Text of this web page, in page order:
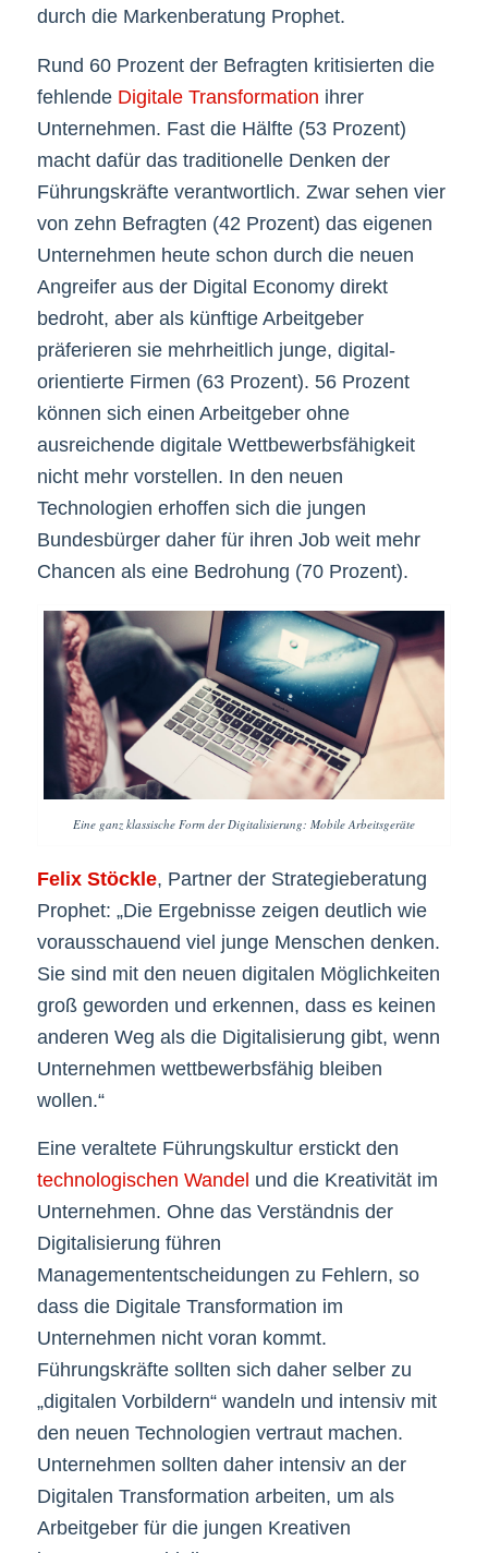
durch die Markenberatung Prophet.
Rund 60 Prozent der Befragten kritisierten die
fehlende Digitale Transformation ihrer
Unternehmen. Fast die Hälfte (53 Prozent)
macht dafür das traditionelle Denken der
Führungskräfte verantwortlich. Zwar sehen vier
von zehn Befragten (42 Prozent) das eigenen
Unternehmen heute schon durch die neuen
Angreifer aus der Digital Economy direkt
bedroht, aber als künftige Arbeitgeber
präferieren sie mehrheitlich junge, digital-
orientierte Firmen (63 Prozent). 56 Prozent
können sich einen Arbeitgeber ohne
ausreichende digitale Wettbewerbsfähigkeit
nicht mehr vorstellen. In den neuen
Technologien erhoffen sich die jungen
Bundesbürger daher für ihren Job weit mehr
Chancen als eine Bedrohung (70 Prozent).
Eine ganz klassische Form der Digitalisierung: Mobile Arbeitsgeräte
Felix Stöckle, Partner der Strategieberatung
Prophet: „Die Ergebnisse zeigen deutlich wie
vorausschauend viel junge Menschen denken.
Sie sind mit den neuen digitalen Möglichkeiten
groß geworden und erkennen, dass es keinen
anderen Weg als die Digitalisierung gibt, wenn
Unternehmen wettbewerbsfähig bleiben
wollen.“
Eine veraltete Führungskultur erstickt den
technologischen Wandel und die Kreativität im
Unternehmen. Ohne das Verständnis der
Digitalisierung führen
Managemententscheidungen zu Fehlern, so
dass die Digitale Transformation im
Unternehmen nicht voran kommt.
Führungskräfte sollten sich daher selber zu
„digitalen Vorbildern“ wandeln und intensiv mit
den neuen Technologien vertraut machen.
Unternehmen sollten daher intensiv an der
Digitalen Transformation arbeiten, um als
Arbeitgeber für die jungen Kreativen